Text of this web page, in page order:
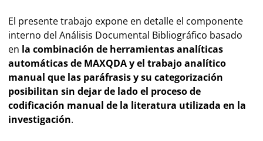
El presente trabajo expone en detalle el componente
interno del Análisis Documental Bibliográfico basado
en la combinación de herramientas analíticas
automáticas de MAXQDA y el trabajo analítico
manual que las paráfrasis y su categorización
posibilitan sin dejar de lado el proceso de
codificación manual de la literatura utilizada en la
investigación.